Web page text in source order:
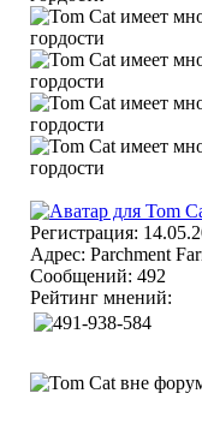
Регистрация:
Адрес: Parchment
Сообщений: 492
Рейтинг мнений: